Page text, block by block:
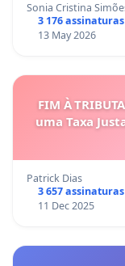
Sonia Cristina
3 176 assinaturas
13 May 2026
FIM À
uma Taxa
Patrick Dias
3 657 assinaturas
11 Dec 2025